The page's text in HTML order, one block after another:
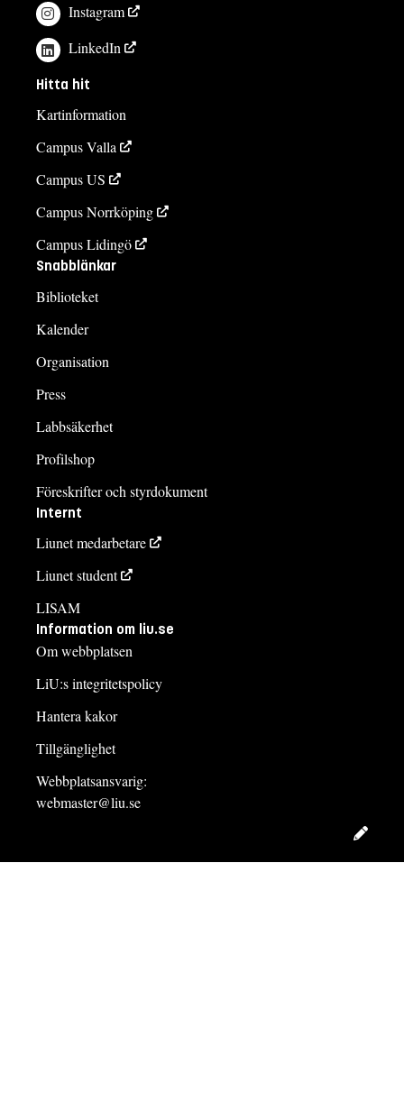
Instagram
LinkedIn
Hitta hit
Kartinformation
Campus Valla
Campus US
Campus Norrköping
Campus Lidingö
Snabblänkar
Biblioteket
Kalender
Organisation
Press
Labbsäkerhet
Profilshop
Föreskrifter och styrdokument
Internt
Liunet medarbetare
Liunet student
LISAM
Information om liu.se
Om webbplatsen
LiU:s integritetspolicy
Hantera kakor
Tillgänglighet
Webbplatsansvarig:
webmaster@liu.se